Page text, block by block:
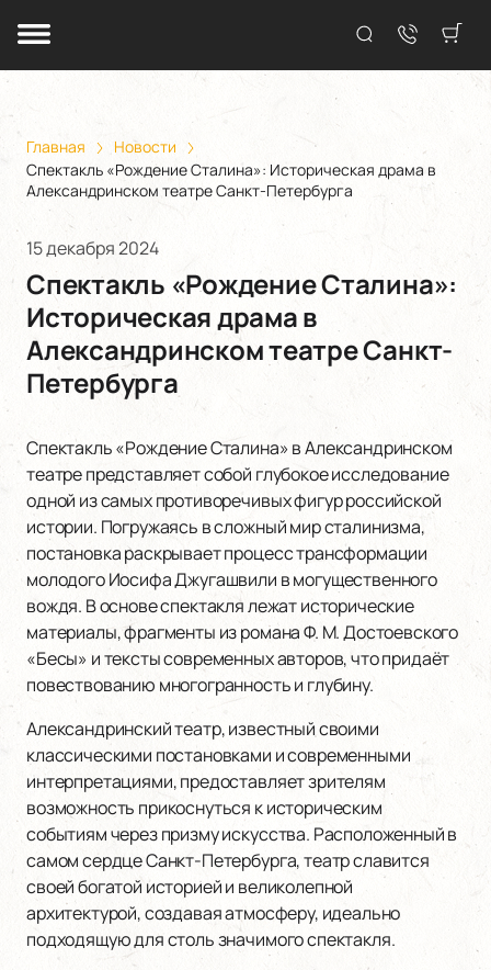
Главная
Новости
Спектакль «Рождение Сталина»: Историческая драма в
Александринском театре Санкт-Петербурга
15 декабря 2024
Спектакль «Рождение Сталина»:
Историческая драма в
Александринском театре Санкт-
Петербурга
Спектакль «Рождение Сталина» в Александринском
театре представляет собой глубокое исследование
одной из самых противоречивых фигур российской
истории. Погружаясь в сложный мир сталинизма,
постановка раскрывает процесс трансформации
молодого Иосифа Джугашвили в могущественного
вождя. В основе спектакля лежат исторические
материалы, фрагменты из романа Ф. М. Достоевского
«Бесы» и тексты современных авторов, что придаёт
повествованию многогранность и глубину.
Александринский театр, известный своими
классическими постановками и современными
интерпретациями, предоставляет зрителям
возможность прикоснуться к историческим
событиям через призму искусства. Расположенный в
самом сердце Санкт-Петербурга, театр славится
своей богатой историей и великолепной
архитектурой, создавая атмосферу, идеально
подходящую для столь значимого спектакля.